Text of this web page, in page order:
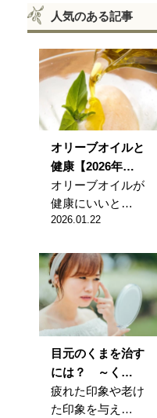
人気のある記事
オリーブオイルと
健康【2026年…
オリーブオイルが
健康にいいと…
2026.01.22
目元のくまを治す
には？ ～く…
疲れた印象や老け
た印象を与え…